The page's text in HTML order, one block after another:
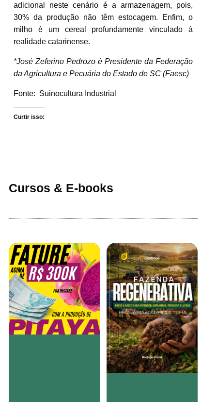
adicional neste cenário é a armazenagem, pois,
30% da produção não têm estocagem. Enfim, o
milho é um cereal profundamente vinculado à
realidade catarinense.
*José Zeferino Pedrozo é Presidente da Federação
da Agricultura e Pecuária do Estado de SC (Faesc)
Fonte: Suinocultura Industrial
Curtir isso:
Cursos & E-books